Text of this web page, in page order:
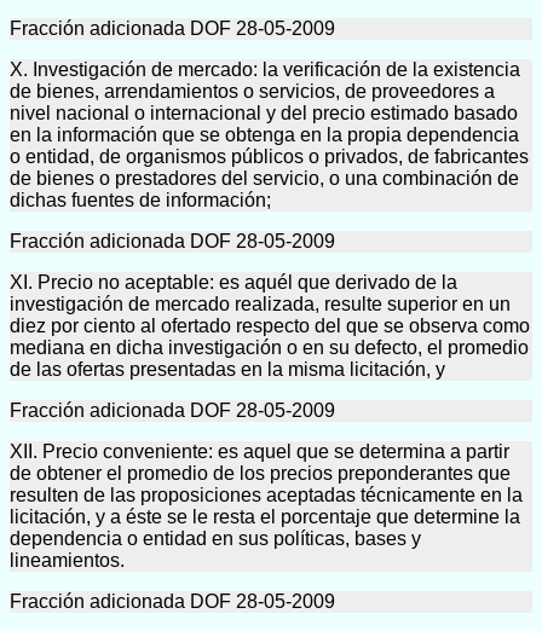
Fracción adicionada DOF 28-05-2009
X. Investigación de mercado: la verificación de la existencia
de bienes, arrendamientos o servicios, de proveedores a
nivel nacional o internacional y del precio estimado basado
en la información que se obtenga en la propia dependencia
o entidad, de organismos públicos o privados, de fabricantes
de bienes o prestadores del servicio, o una combinación de
dichas fuentes de información;
Fracción adicionada DOF 28-05-2009
XI. Precio no aceptable: es aquél que derivado de la
investigación de mercado realizada, resulte superior en un
diez por ciento al ofertado respecto del que se observa como
mediana en dicha investigación o en su defecto, el promedio
de las ofertas presentadas en la misma licitación, y
Fracción adicionada DOF 28-05-2009
XII. Precio conveniente: es aquel que se determina a partir
de obtener el promedio de los precios preponderantes que
resulten de las proposiciones aceptadas técnicamente en la
licitación, y a éste se le resta el porcentaje que determine la
dependencia o entidad en sus políticas, bases y
lineamientos.
Fracción adicionada DOF 28-05-2009